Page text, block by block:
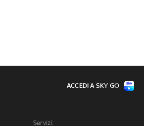
Servizi:
ACCEDI A SKY GO